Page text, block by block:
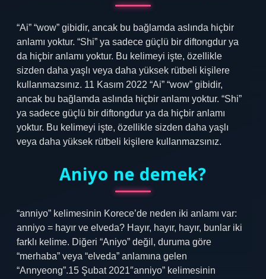
“Ai” “wow” gibidir, ancak bu bağlamda aslında hiçbir
anlamı yoktur. “Shi” ya sadece güçlü bir diftongdur ya
da hiçbir anlamı yoktur. Bu kelimeyi işte, özellikle
sizden daha yaşlı veya daha yüksek rütbeli kişilere
kullanmazsınız. 11 Kasım 2022 “Ai” “wow” gibidir,
ancak bu bağlamda aslında hiçbir anlamı yoktur. “Shi”
ya sadece güçlü bir diftongdur ya da hiçbir anlamı
yoktur. Bu kelimeyi işte, özellikle sizden daha yaşlı
veya daha yüksek rütbeli kişilere kullanmazsınız.
Aniyo ne demek?
“anniyo” kelimesinin Korece’de neden iki anlamı var:
anniyo = hayır ve elveda? Hayır, hayır, hayır, bunlar iki
farklı kelime. Diğeri “Aniyo” değil, duruma göre
“merhaba” veya “elveda” anlamına gelen
“Annyeong”.15 Şubat 2021″anniyo” kelimesinin